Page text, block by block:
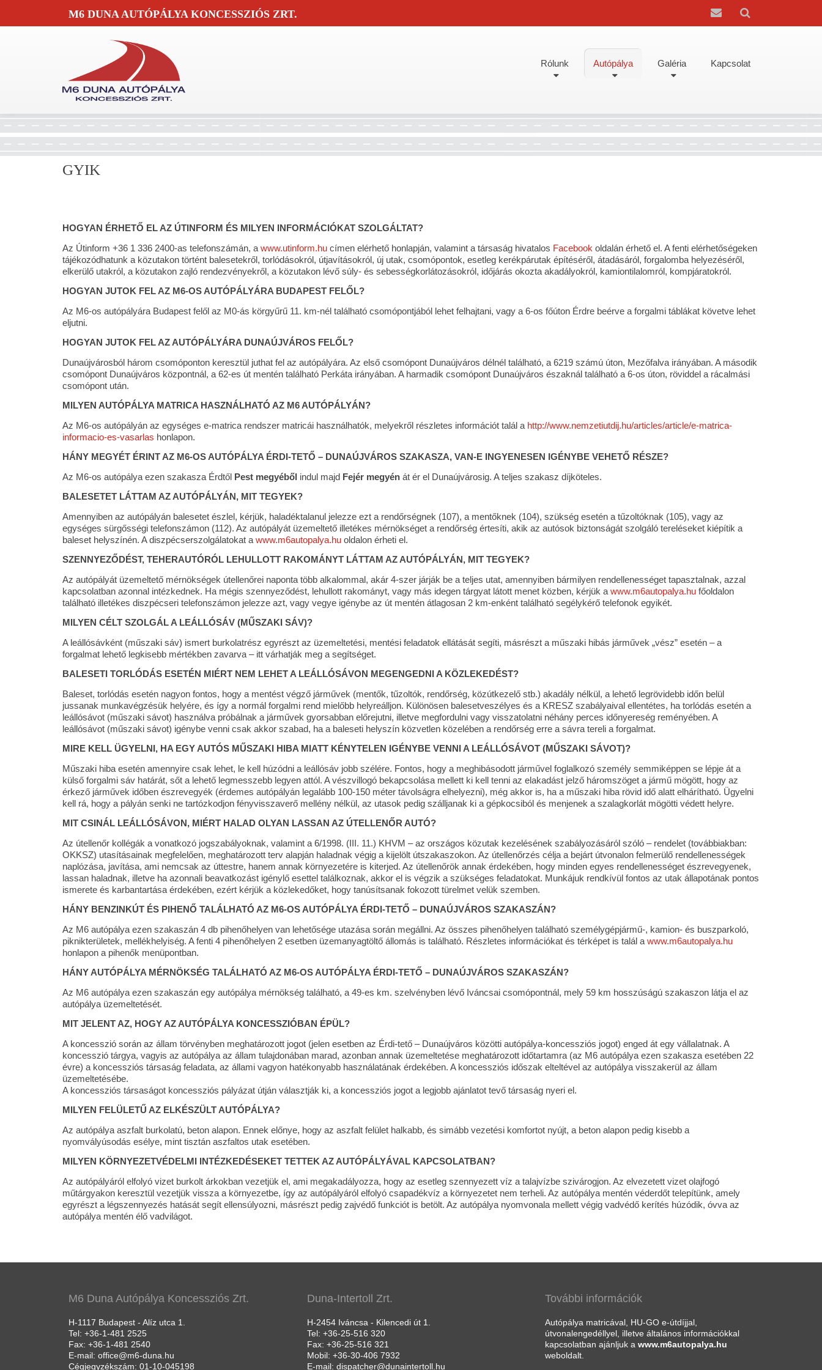
M6 DUNA AUTÓPÁLYA KONCESSZIÓS ZRT.
Rólunk Autópálya Galéria Kapcsolat
GYIK
HOGYAN ÉRHETŐ EL AZ ÚTINFORM ÉS MILYEN INFORMÁCIÓKAT SZOLGÁLTAT?
Az Útinform +36 1 336 2400-as telefonszámán, a www.utinform.hu címen elérhető honlapján, valamint a társaság hivatalos Facebook oldalán érhető el. A fenti elérhetőségeken
tájékozódhatunk a közutakon történt balesetekről, torlódásokról, útjavításokról, új utak, csomópontok, esetleg kerékpárutak építéséről, átadásáról, forgalomba helyezéséről,
elkerülő utakról, a közutakon zajló rendezvényekről, a közutakon lévő súly- és sebességkorlátozásokról, időjárás okozta akadályokról, kamiontilalomról, kompjáratokról.
HOGYAN JUTOK FEL AZ M6-OS AUTÓPÁLYÁRA BUDAPEST FELŐL?
Az M6-os autópályára Budapest felől az M0-ás körgyűrű 11. km-nél található csomópontjából lehet felhajtani, vagy a 6-os főúton Érdre beérve a forgalmi táblákat követve lehet
eljutni.
HOGYAN JUTOK FEL AZ AUTÓPÁLYÁRA DUNAÚJVÁROS FELŐL?
Dunaújvárosból három csomóponton keresztül juthat fel az autópályára. Az első csomópont Dunaújváros délnél található, a 6219 számú úton, Mezőfalva irányában. A második
csomópont Dunaújváros központnál, a 62-es út mentén található Perkáta irányában. A harmadik csomópont Dunaújváros északnál található a 6-os úton, röviddel a rácalmási
csomópont után.
MILYEN AUTÓPÁLYA MATRICA HASZNÁLHATÓ AZ M6 AUTÓPÁLYÁN?
Az M6-os autópályán az egységes e-matrica rendszer matricái használhatók, melyekről részletes információt talál a http://www.nemzetiutdij.hu/articles/article/e-matrica-
informacio-es-vasarlas honlapon.
HÁNY MEGYÉT ÉRINT AZ M6-OS AUTÓPÁLYA ÉRDI-TETŐ – DUNAÚJVÁROS SZAKASZA, VAN-E INGYENESEN IGÉNYBE VEHETŐ RÉSZE?
Az M6-os autópálya ezen szakasza Érdtől Pest megyéből indul majd Fejér megyén át ér el Dunaújvárosig. A teljes szakasz díjköteles.
BALESETET LÁTTAM AZ AUTÓPÁLYÁN, MIT TEGYEK?
Amennyiben az autópályán balesetet észlel, kérjük, haladéktalanul jelezze ezt a rendőrségnek (107), a mentőknek (104), szükség esetén a tűzoltóknak (105), vagy az
egységes sürgősségi telefonszámon (112). Az autópályát üzemeltető illetékes mérnökséget a rendőrség értesíti, akik az autósok biztonságát szolgáló tereléseket kiépítik a
baleset helyszínén. A diszpécserszolgálatokat a www.m6autopalya.hu oldalon érheti el.
SZENNYEZŐDÉST, TEHERAUTÓRÓL LEHULLOTT RAKOMÁNYT LÁTTAM AZ AUTÓPÁLYÁN, MIT TEGYEK?
Az autópályát üzemeltető mérnökségek útellenőrei naponta több alkalommal, akár 4-szer járják be a teljes utat, amennyiben bármilyen rendellenességet tapasztalnak, azzal
kapcsolatban azonnal intézkednek. Ha mégis szennyeződést, lehullott rakományt, vagy más idegen tárgyat látott menet közben, kérjük a www.m6autopalya.hu főoldalon
található illetékes diszpécseri telefonszámon jelezze azt, vagy vegye igénybe az út mentén átlagosan 2 km-enként található segélykérő telefonok egyikét.
MILYEN CÉLT SZOLGÁL A LEÁLLÓSÁV (MŰSZAKI SÁV)?
A leállósávként (műszaki sáv) ismert burkolatrész egyrészt az üzemeltetési, mentési feladatok ellátását segíti, másrészt a műszaki hibás járművek „vész” esetén – a
forgalmat lehető legkisebb mértékben zavarva – itt várhatják meg a segítséget.
BALESETI TORLÓDÁS ESETÉN MIÉRT NEM LEHET A LEÁLLÓSÁVON MEGENGEDNI A KÖZLEKEDÉST?
Baleset, torlódás esetén nagyon fontos, hogy a mentést végző járművek (mentők, tűzoltók, rendőrség, közútkezelő stb.) akadály nélkül, a lehető legrövidebb időn belül
jussanak munkavégzésük helyére, és így a normál forgalmi rend mielőbb helyreálljon. Különösen balesetveszélyes és a KRESZ szabályaival ellentétes, ha torlódás esetén a
leállósávot (műszaki sávot) használva próbálnak a járművek gyorsabban előrejutni, illetve megfordulni vagy visszatolatni néhány perces időnyereség reményében. A
leállósávot (műszaki sávot) igénybe venni csak akkor szabad, ha a baleseti helyszín közvetlen közelében a rendőrség erre a sávra tereli a forgalmat.
MIRE KELL ÜGYELNI, HA EGY AUTÓS MŰSZAKI HIBA MIATT KÉNYTELEN IGÉNYBE VENNI A LEÁLLÓSÁVOT (MŰSZAKI SÁVOT)?
Műszaki hiba esetén amennyire csak lehet, le kell húzódni a leállósáv jobb szélére. Fontos, hogy a meghibásodott járművel foglalkozó személy semmiképpen se lépje át a
külső forgalmi sáv határát, sőt a lehető legmesszebb legyen attól. A vészvillogó bekapcsolása mellett ki kell tenni az elakadást jelző háromszöget a jármű mögött, hogy az
érkező járművek időben észrevegyék (érdemes autópályán legalább 100-150 méter távolságra elhelyezni), még akkor is, ha a műszaki hiba rövid idő alatt elhárítható. Ügyelni
kell rá, hogy a pályán senki ne tartózkodjon fényvisszaverő mellény nélkül, az utasok pedig szálljanak ki a gépkocsiból és menjenek a szalagkorlát mögötti védett helyre.
MIT CSINÁL LEÁLLÓSÁVON, MIÉRT HALAD OLYAN LASSAN AZ ÚTELLENŐR AUTÓ?
Az útellenőr kollégák a vonatkozó jogszabályoknak, valamint a 6/1998. (III. 11.) KHVM – az országos közutak kezelésének szabályozásáról szóló – rendelet (továbbiakban:
OKKSZ) utasításainak megfelelően, meghatározott terv alapján haladnak végig a kijelölt útszakaszokon. Az útellenőrzés célja a bejárt útvonalon felmerülő rendellenességek
naplózása, javítása, ami nemcsak az úttestre, hanem annak környezetére is kiterjed. Az útellenőrök annak érdekében, hogy minden egyes rendellenességet észrevegyenek,
lassan haladnak, illetve ha azonnali beavatkozást igénylő esettel találkoznak, akkor el is végzik a szükséges feladatokat. Munkájuk rendkívül fontos az utak állapotának pontos
ismerete és karbantartása érdekében, ezért kérjük a közlekedőket, hogy tanúsítsanak fokozott türelmet velük szemben.
HÁNY BENZINKÚT ÉS PIHENŐ TALÁLHATÓ AZ M6-OS AUTÓPÁLYA ÉRDI-TETŐ – DUNAÚJVÁROS SZAKASZÁN?
Az M6 autópálya ezen szakaszán 4 db pihenőhelyen van lehetősége utazása során megállni. Az összes pihenőhelyen található személygépjármű-, kamion- és buszparkoló,
piknikterületek, mellékhelyiség. A fenti 4 pihenőhelyen 2 esetben üzemanyagtöltő állomás is található. Részletes információkat és térképet is talál a www.m6autopalya.hu
honlapon a pihenők menüpontban.
HÁNY AUTÓPÁLYA MÉRNÖKSÉG TALÁLHATÓ AZ M6-OS AUTÓPÁLYA ÉRDI-TETŐ – DUNAÚJVÁROS SZAKASZÁN?
Az M6 autópálya ezen szakaszán egy autópálya mérnökség található, a 49-es km. szelvényben lévő Iváncsai csomópontnál, mely 59 km hosszúságú szakaszon látja el az
autópálya üzemeltetését.
MIT JELENT AZ, HOGY AZ AUTÓPÁLYA KONCESSZIÓBAN ÉPÜL?
A koncesszió során az állam törvényben meghatározott jogot (jelen esetben az Érdi-tető – Dunaújváros közötti autópálya-koncessziós jogot) enged át egy vállalatnak. A
koncesszió tárgya, vagyis az autópálya az állam tulajdonában marad, azonban annak üzemeltetése meghatározott időtartamra (az M6 autópálya ezen szakasza esetében 22
évre) a koncessziós társaság feladata, az állami vagyon hatékonyabb használatának érdekében. A koncessziós időszak elteltével az autópálya visszakerül az állam
üzemeltetésébe.
A koncessziós társaságot koncessziós pályázat útján választják ki, a koncessziós jogot a legjobb ajánlatot tevő társaság nyeri el.
MILYEN FELÜLETŰ AZ ELKÉSZÜLT AUTÓPÁLYA?
Az autópálya aszfalt burkolatú, beton alapon. Ennek előnye, hogy az aszfalt felület halkabb, és simább vezetési komfortot nyújt, a beton alapon pedig kisebb a
nyomvályúsodás esélye, mint tisztán aszfaltos utak esetében.
MILYEN KÖRNYEZETVÉDELMI INTÉZKEDÉSEKET TETTEK AZ AUTÓPÁLYÁVAL KAPCSOLATBAN?
Az autópályáról elfolyó vizet burkolt árkokban vezetjük el, ami megakadályozza, hogy az esetleg szennyezett víz a talajvízbe szivárogjon. Az elvezetett vizet olajfogó
műtárgyakon keresztül vezetjük vissza a környezetbe, így az autópályáról elfolyó csapadékvíz a környezetet nem terheli. Az autópálya mentén véderdőt telepítünk, amely
egyrészt a légszennyezés hatását segít ellensúlyozni, másrészt pedig zajvédő funkciót is betölt. Az autópálya nyomvonala mellett végig vadvédő kerítés húzódik, óvva az
autópálya mentén élő vadvilágot.
M6 Duna Autópálya Koncessziós Zrt.
H-1117 Budapest - Alíz utca 1.
Tel: +36-1-481 2525
Fax: +36-1-481 2540
E-mail: office@m6-duna.hu
Cégjegyzékszám: 01-10-045198
Duna-Intertoll Zrt.
H-2454 Iváncsa - Kilencedi út 1.
Tel: +36-25-516 320
Fax: +36-25-516 321
Mobil: +36-30-406 7932
E-mail: dispatcher@dunaintertoll.hu
További információk
Autópálya matricával, HU-GO e-útdíjjal,
útvonalengedéllyel, illetve általános információkkal
kapcsolatban ajánljuk awww.m6autopalya.hu
weboldalt.